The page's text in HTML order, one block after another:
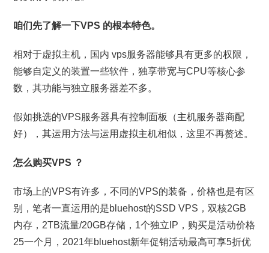
咱们先了解一下VPS 的根本特色。
相对于虚拟主机，国内 vps服务器能够具有更多的权限，
能够自定义的装置一些软件，独享带宽与CPU等核心参
数，其功能与独立服务器差不多。
假如挑选的VPS服务器具有控制面板（主机服务器商配
好），其运用方法与运用虚拟主机相似，这里不再赘述。
怎么购买VPS ？
市场上的VPS有许多，不同的VPS的装备，价格也是有区
别，笔者一直运用的是bluehost的SSD VPS，双核2GB
内存，2TB流量/20GB存储，1个独立IP，购买是活动价格
25一个月，2021年bluehost新年促销活动最高可享5折优